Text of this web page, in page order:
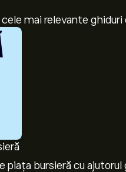
mai relevante ghiduri
piața bursieră cu